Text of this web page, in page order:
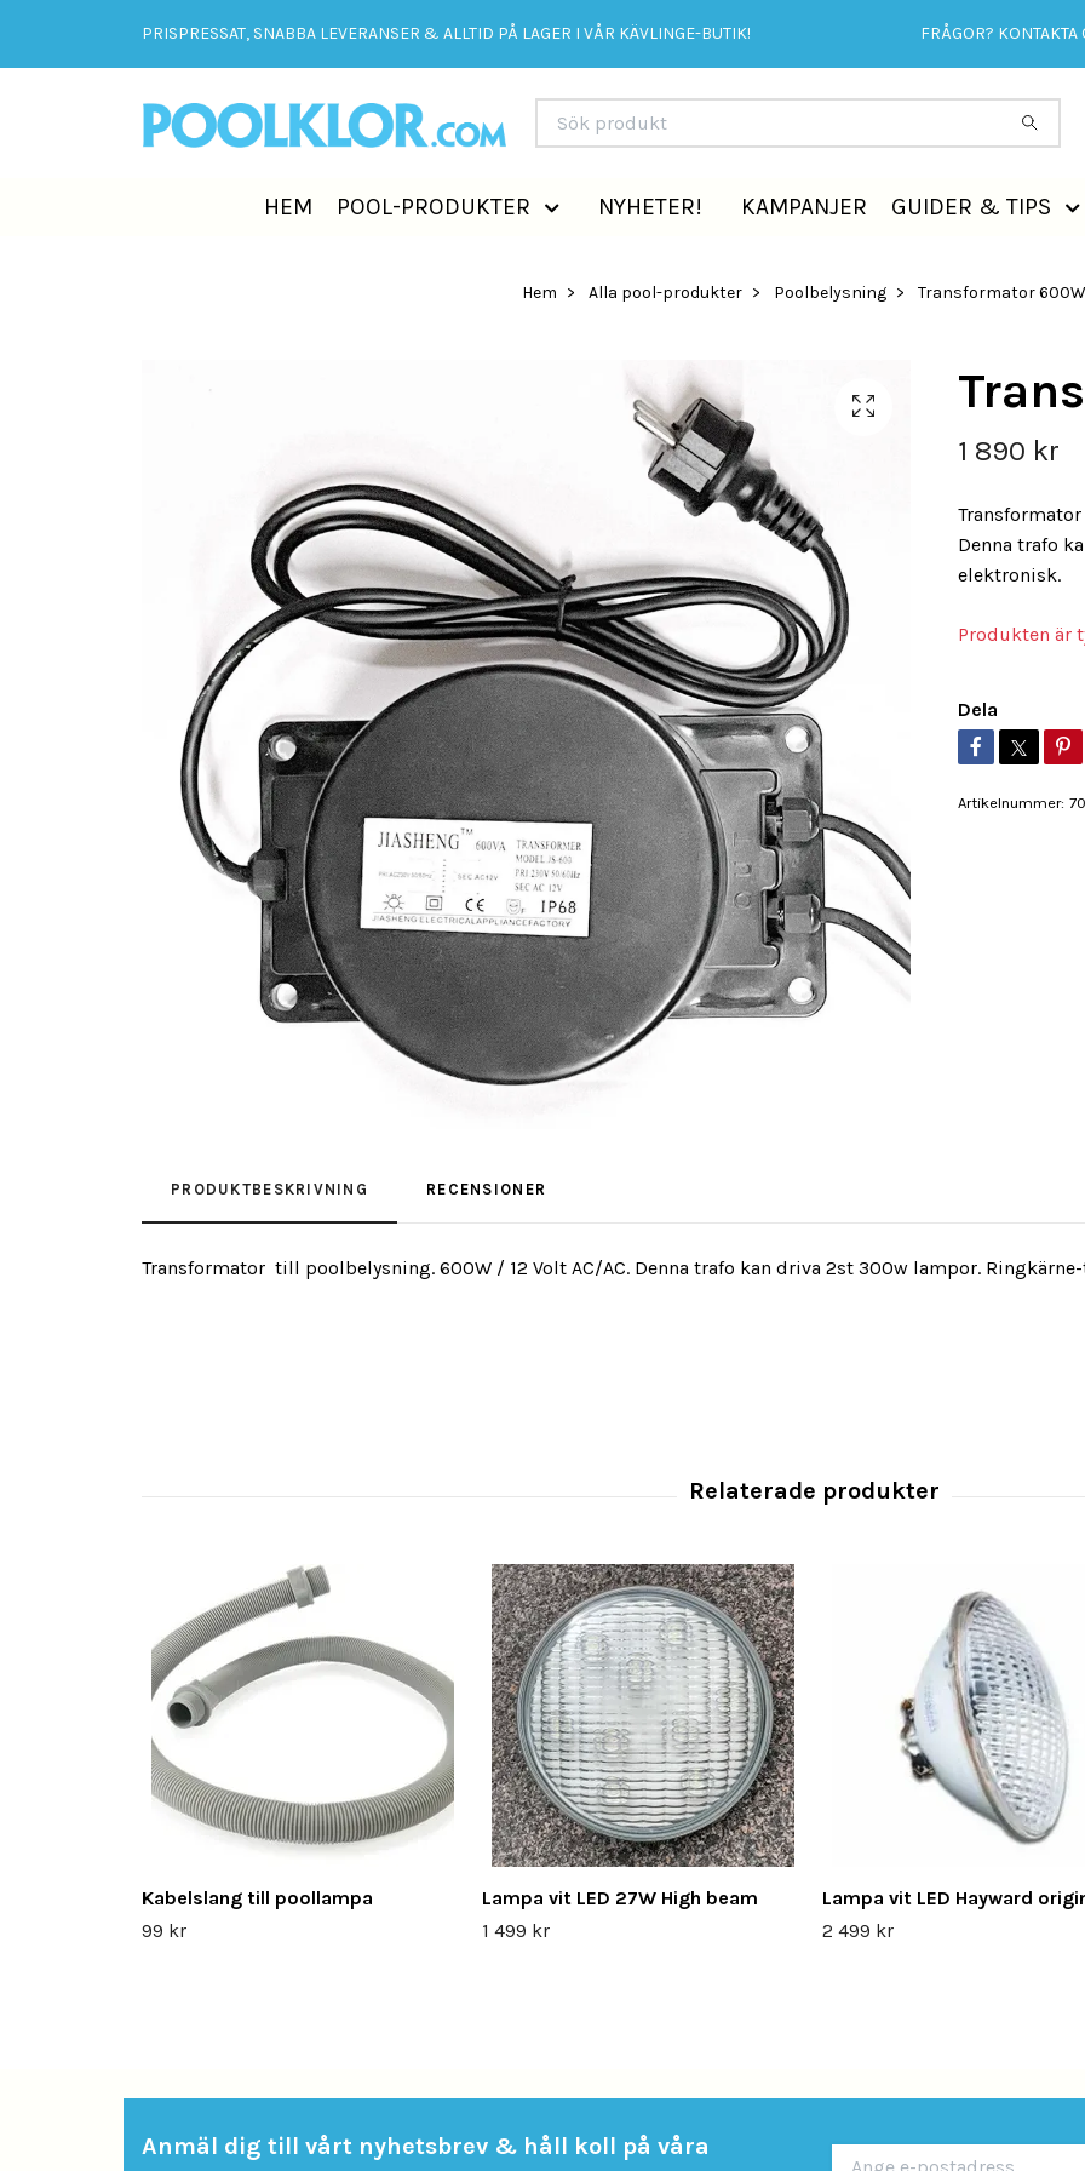
PRISPRESSAT, SNABBA LEVERANSER & ALLTID PÅ LAGER I VÅR KÄVLINGE-BUTIK! FRÅGOR?
HEM POOL-PRODUKTER NYHETER! KAMPANJER GUIDER & TIPS
Hem Alla pool-produkter Poolbelysning Transformator 600W
1 890 kr
Denna trafo
elektronisk.
Produkten är
Dela
Artikelnummer:
PRODUKTBESKRIVNING RECENSIONER
Transformator till poolbelysning. 600W / 12 Volt AC/AC. Denna trafo kan driva 2st 300w lampor.
Kabelslang till poollampa
99 kr
Lampa vit LED 27W High beam
1 499 kr
Lampa vit LED Hayward
2 499 kr
Anmäl dig till vårt nyhetsbrev & håll koll på våra